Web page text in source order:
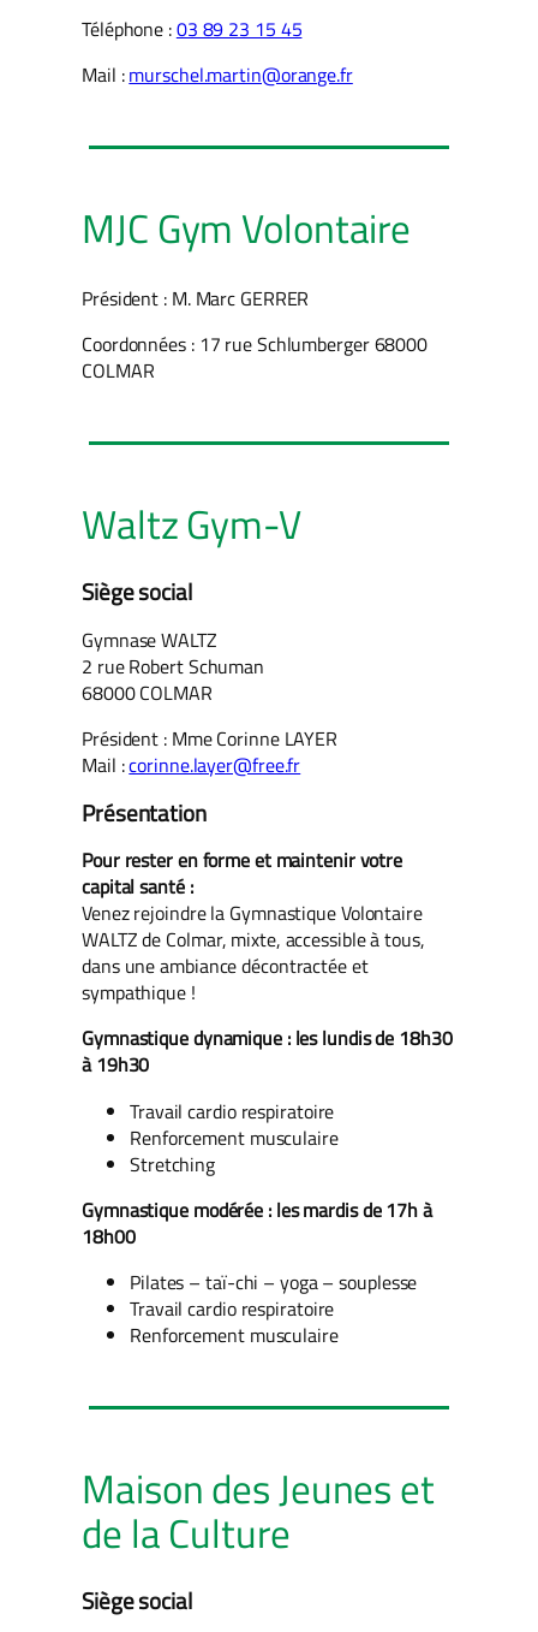
Téléphone :03 89 23 15 45
Mail :murschel.martin@orange.fr
MJC Gym Volontaire
Président : M. Marc GERRER
Coordonnées : 17 rue Schlumberger 68000
COLMAR
Waltz Gym-V
Siège social
Gymnase WALTZ
2 rue Robert Schuman
68000 COLMAR
Président : Mme Corinne LAYER
Mail :corinne.layer@free.fr
Présentation
Pour rester en forme et maintenir votre
capital santé :
Venez rejoindre la Gymnastique Volontaire
WALTZ de Colmar, mixte, accessible à tous,
dans une ambiance décontractée et
sympathique !
Gymnastique dynamique : les lundis de 18h30
à 19h30
Travail cardio respiratoire
Renforcement musculaire
Stretching
Gymnastique modérée : les mardis de 17h à
18h00
Pilates – taï-chi – yoga – souplesse
Travail cardio respiratoire
Renforcement musculaire
Maison des Jeunes et
de la Culture
Siège social